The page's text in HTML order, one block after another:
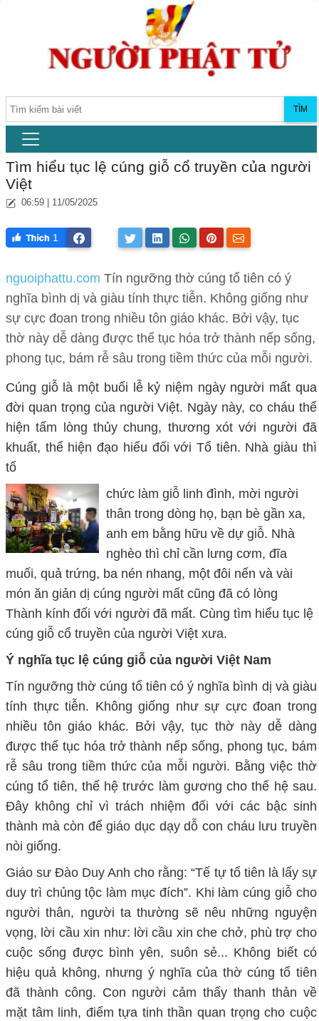
TÌM
Tìm hiểu tục lệ cúng giỗ cổ truyền của người
Việt
06:59 | 11/05/2025
1
nguoiphattu.com Tín ngưỡng thờ cúng tổ tiên có ý
nghĩa bình dị và giàu tính thực tiễn. Không giống như
sự cực đoan trong nhiều tôn giáo khác. Bởi vậy, tục
thờ này dễ dàng được thế tục hóa trở thành nếp sống,
phong tục, bám rễ sâu trong tiềm thức của mỗi người.
Cúng giỗ là một buổi lễ kỷ niệm ngày người mất qua
đời quan trọng của người Việt. Ngày này, co cháu thể
hiện tấm lòng thủy chung, thương xót với người đã
khuất, thể hiện đạo hiếu đối với Tổ tiên. Nhà giàu thì
tổ
chức làm giỗ linh đình, mời người
thân trong dòng họ, bạn bè gần xa,
anh em bằng hữu về dự giỗ. Nhà
nghèo thì chỉ cần lưng cơm, đĩa
muối, quả trứng, ba nén nhang, một đôi nến và vài
món ăn giản dị cúng người mất cũng đã có lòng
Thành kính đối với người đã mất. Cùng tìm hiểu tục lệ
cúng giỗ cổ truyền của người Việt xưa.
Ý nghĩa tục lệ cúng giỗ của người Việt Nam
Tín ngưỡng thờ cúng tổ tiên có ý nghĩa bình dị và giàu
tính thực tiễn. Không giống như sự cực đoan trong
nhiều tôn giáo khác. Bởi vậy, tục thờ này dễ dàng
được thế tục hóa trở thành nếp sống, phong tục, bám
rễ sâu trong tiềm thức của mỗi người. Bằng việc thờ
cúng tổ tiên, thế hệ trước làm gương cho thế hệ sau.
Đây không chỉ vì trách nhiệm đối với các bậc sinh
thành mà còn để giáo dục dạy dỗ con cháu lưu truyền
nòi giống.
Giáo sư Đào Duy Anh cho rằng: “Tế tự tổ tiên là lấy sự
duy trì chủng tộc làm mục đích”. Khi làm cúng giỗ cho
người thân, người ta thường sẽ nêu những nguyện
vọng, lời cầu xin như: lời cầu xin che chở, phù trợ cho
cuộc sống được bình yên, suôn sẻ... Không biết có
hiệu quả không, nhưng ý nghĩa của thờ cúng tổ tiên
đã thành công. Con người cảm thấy thanh thản về
mặt tâm linh, điểm tựa tinh thần quan trọng cho cuộc